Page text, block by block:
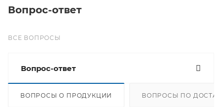
Вопрос-ответ
ВСЕ ВОПРОСЫ
Вопрос-ответ
ВОПРОСЫ О ПРОДУКЦИИ ВОПРОСЫ ПО